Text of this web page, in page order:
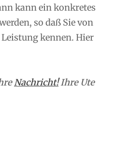
kann ein konkretes
so daß Sie von
kennen. Hier
Nachricht!Ihre Ute